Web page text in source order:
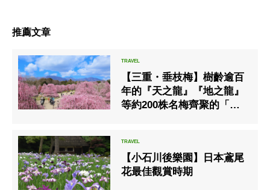
推薦文章
【三重・垂枝梅】樹齡逾百
年的『天之龍』『地之龍』
等約200株名梅齊聚的「鈴
燈光點綴。
【小石川後樂園】日本鳶尾
花最佳觀賞時期